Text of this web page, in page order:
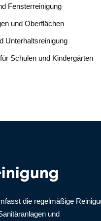
Fensterreinigung
und Oberflächen
Unterhaltsreinigung
Schulen und Kindergärten
die regelmäßige
und